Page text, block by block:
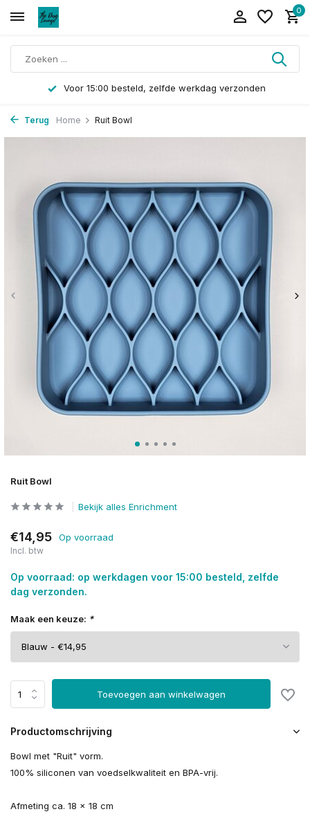
0
Voor 15:00 besteld, zelfde werkdag verzonden
Terug Home Ruit Bowl
Ruit Bowl
Bekijk alles Enrichment
€14,95 Op voorraad
Incl. btw
Op voorraad: op werkdagen voor 15:00 besteld, zelfde
dag verzonden.
Maak een keuze: *
Toevoegen aan winkelwagen
Productomschrijving
Bowl met "Ruit" vorm.
100% siliconen van voedselkwaliteit en BPA-vrij.
Afmeting ca. 18 x 18 cm